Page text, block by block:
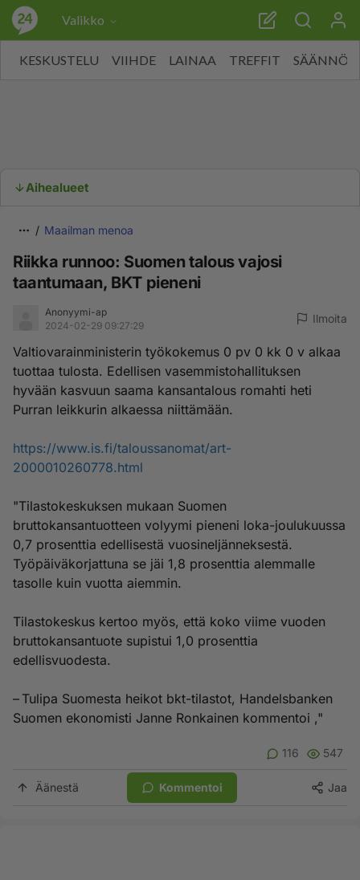
Valikko
KESKUSTELU VIIHDE LAINAA TREFFIT SÄÄNNÖT
Aihealueet
Maailman menoa
Riikka runnoo: Suomen talous vajosi
taantumaan, BKT pieneni
Anonyymi-ap
2024-02-29 09:27:29
Ilmoita
Valtiovarainministerin työkokemus 0 pv 0 kk 0 v alkaa
tuottaa tulosta. Edellisen vasemmistohallituksen
hyvään kasvuun saama kansantalous romahti heti
Purran leikkurin alkaessa niittämään.
https://www.is.fi/taloussanomat/art-
2000010260778.html
"Tilastokeskuksen mukaan Suomen
bruttokansantuotteen volyymi pieneni loka-joulukuussa
0,7 prosenttia edellisestä vuosineljänneksestä.
Työpäiväkorjattuna se jäi 1,8 prosenttia alemmalle
tasolle kuin vuotta aiemmin.
Tilastokeskus kertoo myös, että koko viime vuoden
bruttokansantuote supistui 1,0 prosenttia
edellisvuodesta.
– Tulipa Suomesta heikot bkt-tilastot, Handelsbanken
Suomen ekonomisti Janne Ronkainen kommentoi ,"
116 547
Äänestä Kommentoi Jaa